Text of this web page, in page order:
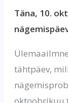
Täna, 10.
tähtpäev,